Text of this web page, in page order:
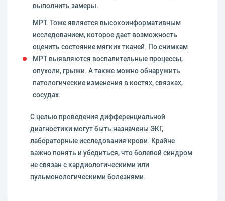
выполнить замеры.
МРТ. Тоже является высокоинформативным
исследованием, которое дает возможность
оценить состояние мягких тканей. По снимкам
МРТ выявляются воспалительные процессы,
опухоли, грыжи. А также можно обнаружить
патологические изменения в костях, связках,
сосудах.
С целью проведения дифференциальной
диагностики могут быть назначены ЭКГ,
лабораторные исследования крови. Крайне
важно понять и убедиться, что болевой синдром
не связан с кардиологическими или
пульмонологическими болезнями.